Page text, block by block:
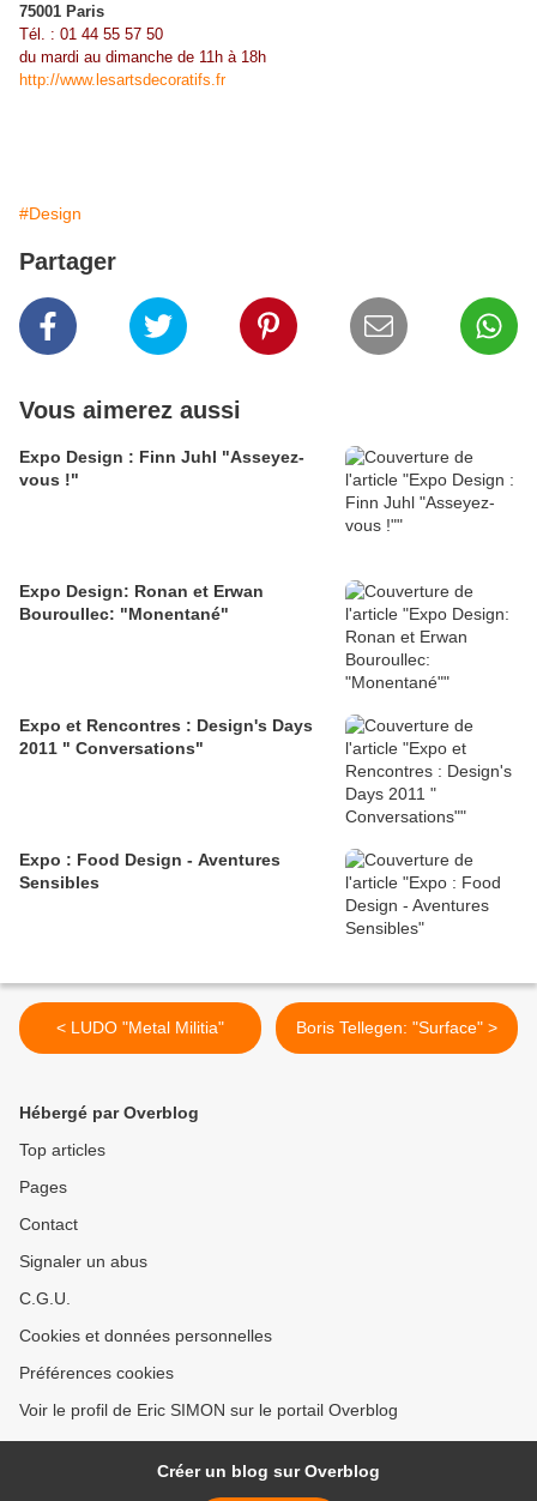
75001 Paris
Tél. : 01 44 55 57 50
du mardi au dimanche de 11h à 18h
http://www.lesartsdecoratifs.fr
#Design
Partager
Vous aimerez aussi
Expo Design : Finn Juhl "Asseyez-
vous !"
Expo Design: Ronan et Erwan
Bouroullec: "Monentané"
Expo et Rencontres : Design's Days
2011 " Conversations"
Expo : Food Design - Aventures
Sensibles
< LUDO "Metal Militia" Boris Tellegen: "Surface" >
Hébergé par Overblog
Top articles
Pages
Contact
Signaler un abus
C.G.U.
Cookies et données personnelles
Préférences cookies
Voir le profil de Eric SIMON sur le portail Overblog
Créer un blog sur Overblog